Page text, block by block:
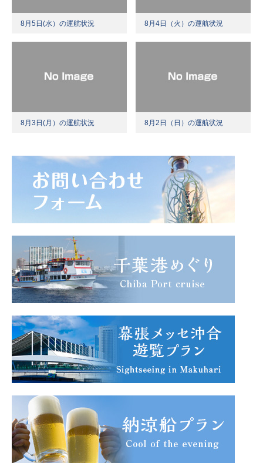
8月5日(水）の運航状況 8月4日（火）の運航状況
8月3日(月）の運航状況 8月2日（日）の運航状況